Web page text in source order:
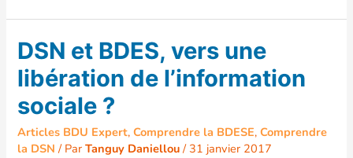
DSN et BDES, vers une
libération de l’information
sociale ?
Articles BDU Expert,Comprendre la BDESE,Comprendre
la DSN / ParTanguy Daniellou/31 janvier 2017
DSN
et
BDES,
vers
une
de
l’information